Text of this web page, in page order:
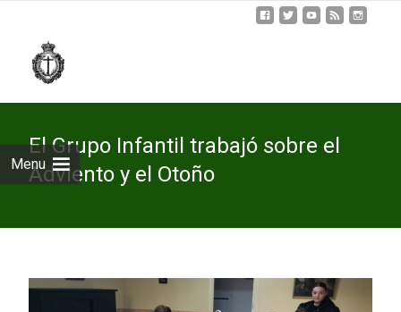
Menu
El Grupo Infantil trabajó sobre el
Adviento y el Otoño